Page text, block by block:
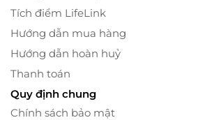
Tích điểm LifeLink
Hướng dẫn mua hàng
Hướng dẫn hoàn huỷ
Thanh toán
Quy định chung
Chính sách bảo mật